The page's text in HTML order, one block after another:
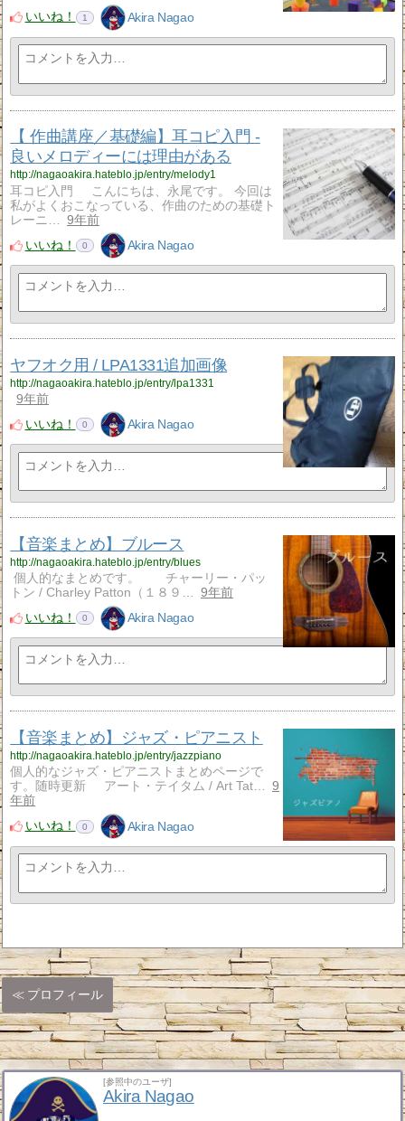
いいね！
1 Akira Nagao
【 作曲講座／基礎編】耳コピ入門 -
良いメロディーには理由がある
http://nagaoakira.hateblo.jp/entry/melody1
耳コピ入門 こんにちは、永尾です。 今回は
私がよくおこなっている、作曲のための基礎ト
レーニ…
9年前
いいね！
0 Akira Nagao
ヤフオク用 / LPA1331追加画像
http://nagaoakira.hateblo.jp/entry/lpa1331
9年前
いいね！
0 Akira Nagao
【音楽まとめ】ブルース
http://nagaoakira.hateblo.jp/entry/blues
個人的なまとめです。 チャーリー・パッ
トン / Charley Patton（１８９…
9年前
いいね！
0 Akira Nagao
【音楽まとめ】ジャズ・ピアニスト
http://nagaoakira.hateblo.jp/entry/jazzpiano
個人的なジャズ・ピアニストまとめページで
す。随時更新 アート・テイタム / Art Tat…
9
年前
いいね！
0 Akira Nagao
プロフィール
[参照中のユーザ]
Akira Nagao